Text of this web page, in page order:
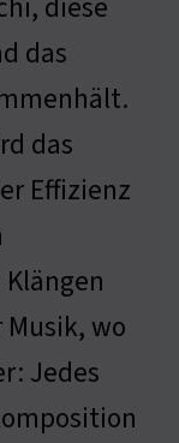
das
das
Effizienz
wo
Jedes